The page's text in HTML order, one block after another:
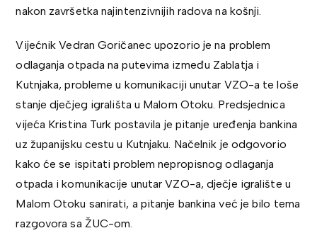
nakon završetka najintenzivnijih radova na košnji.
VijećnikVedran Goričanec upozorio je na problem
odlaganja otpada na putevima između Zablatja i
Kutnjaka, probleme u komunikaciji unutar VZO-a te loše
stanje dječjeg igrališta u Malom Otoku. Predsjednica
vijeća Kristina Turk postavila je pitanje uređenja bankina
uz županijsku cestu u Kutnjaku. Načelnik je odgovorio
kako će se ispitati problem nepropisnog odlaganja
otpada i komunikacije unutar VZO-a, dječje igralište u
Malom Otoku sanirati, a pitanje bankina već je bilo tema
razgovora sa ŽUC-om.